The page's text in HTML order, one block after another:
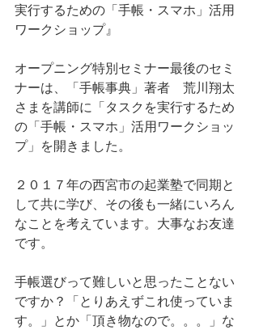
実行するための「手帳・スマホ」活用
ワークショップ』
オープニング特別セミナー最後のセミ
ナーは、「手帳事典」著者　荒川翔太
さまを講師に「タスクを実行するため
の「手帳・スマホ」活用ワークショッ
プ」を開きました。
２０１７年の西宮市の起業塾で同期と
して共に学び、その後も一緒にいろん
なことを考えています。大事なお友達
です。
手帳選びって難しいと思ったことない
ですか？「とりあえずこれ使っていま
す。」とか「頂き物なので。。。」な